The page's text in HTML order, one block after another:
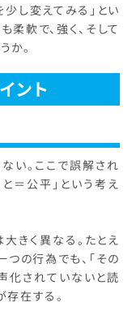
し変えてみる」とい
柔軟で、強く、そして
か。
ント
い。ここで誤解され
＝公平」という考え
きく異なる。たとえ
の行為でも、「その
化されていないと読
存在する。